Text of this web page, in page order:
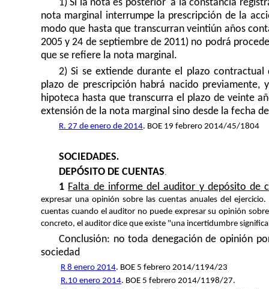
1) Si la nota es posterior a la constancia
nota marginal interrumpe la prescripción de la
modo que hasta que transcurran veintiún años
2005 y 24 de septiembre de 2011) no podrá
que se refiere la nota marginal.
2) Si se extiende durante el plazo
plazo de prescripción habrá nacido
hipoteca hasta que transcurra el plazo de veinte
extensión de la nota marginal sino desde la fecha
R. 27 de enero de 2014. BOE 19 febrero 2014/45/1804
SOCIEDADES.
DEPÓSITO DE CUENTAS.
1 Falta de informe del auditor y depósito de
expresar una opinión sobre las cuentas anuales del
cuentas cuando el auditor no puede expresar su opinión
concreto, el auditor dice que existe "una incertidumbre
Conclusión: no toda denegación de opinión
sociedad
R 8 enero 2014. BOE 5 febrero 2014/1194/23
R.10 enero 2014. BOE 5 febrero 2014/1198/27.